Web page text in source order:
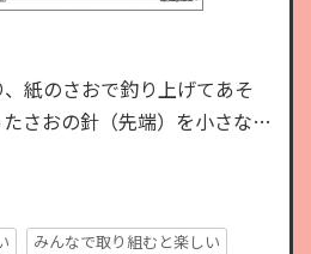
紙のさおで釣り上げてあそ
さおの針（先端）を小さな口
上げるには、集中力と試行
みんなで取り組むと楽しい